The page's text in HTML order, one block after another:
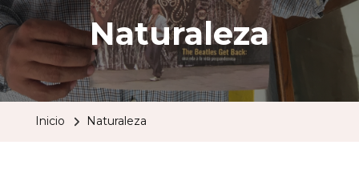
Naturaleza
Inicio Naturaleza